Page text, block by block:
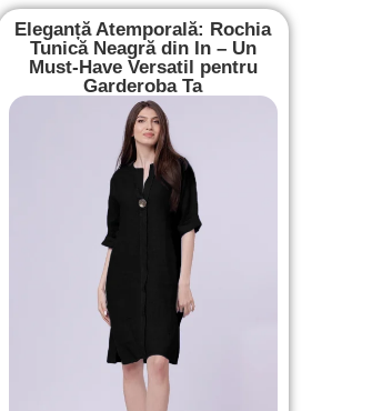
Eleganță Atemporală: Rochia
Tunică Neagră din In – Un
Must-Have Versatil pentru
Garderoba Ta